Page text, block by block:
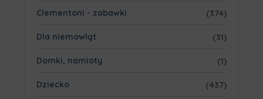
Clementoni - zabawki (374)
Dla niemowląt (31)
Domki, namioty (1)
Dziecko (437)